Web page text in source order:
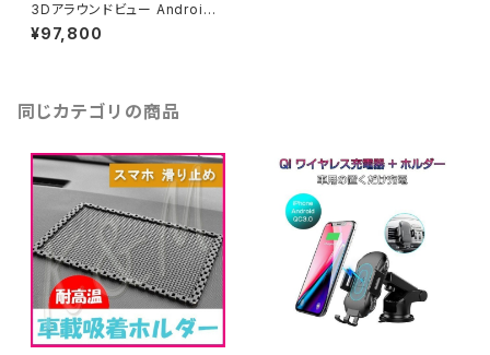
3Dアラウンドビュー Android11
128GBセット ドライブレコーダ
ー 中型大型車対応 1080P 3ヶ
¥97,800
同じカテゴリの商品